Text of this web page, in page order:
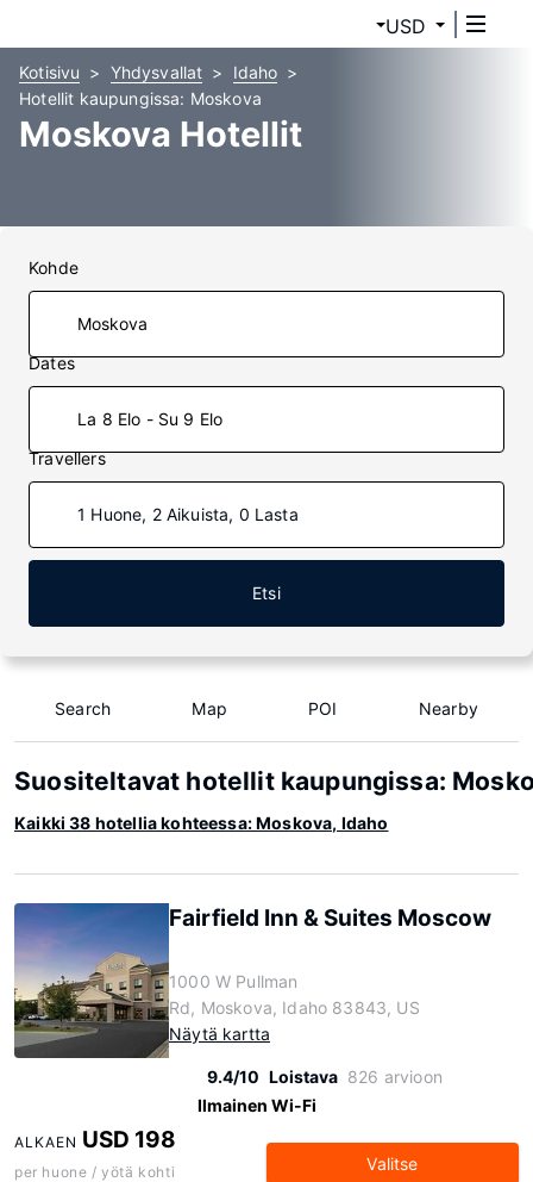
USD
Kotisivu Yhdysvallat
Idaho
Hotellit kaupungissa: Moskova
Moskova Hotellit
Kohde
Dates
La 8 Elo - Su 9 Elo
Travellers
1 Huone, 2 Aikuista, 0 Lasta
Etsi
Search Map POI Nearby
Suositeltavat hotellit kaupungissa:
Kaikki 38 hotellia kohteessa: Moskova, Idaho
Fairfield Inn & Suites Moscow
1000 W Pullman
Rd, Moskova, Idaho 83843, US
Näytä kartta
9.4/10 Loistava 826 arvioon
Ilmainen Wi-Fi
ALKAEN USD 198
per huone / yötä kohti Valitse